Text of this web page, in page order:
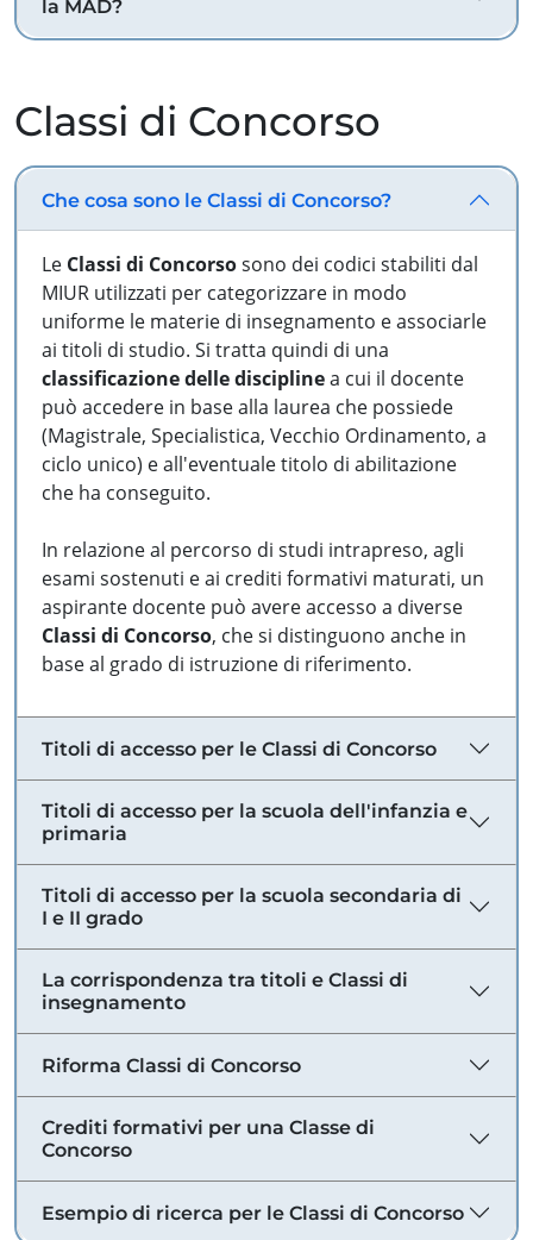
la MAD?
Classi di Concorso
Che cosa sono le Classi di Concorso?
Le Classi di Concorsosono dei codici stabiliti dal
MIUR utilizzati per categorizzare in modo
uniforme le materie di insegnamento e associarle
ai titoli di studio. Si tratta quindi di una
classificazione delle disciplinea cui il docente
può accedere in base alla laurea che possiede
(Magistrale, Specialistica, Vecchio Ordinamento, a
ciclo unico) e all'eventuale titolo di abilitazione
che ha conseguito.
In relazione al percorso di studi intrapreso, agli
esami sostenuti e ai crediti formativi maturati, un
aspirante docente può avere accesso a diverse
Classi di Concorso, che si distinguono anche in
base al grado di istruzione di riferimento.
Titoli di accesso per le Classi di Concorso
Titoli di accesso per la scuola dell'infanzia e
primaria
Titoli di accesso per la scuola secondaria di
I e II grado
La corrispondenza tra titoli e Classi di
insegnamento
Riforma Classi di Concorso
Crediti formativi per una Classe di
Concorso
Esempio di ricerca per le Classi di Concorso